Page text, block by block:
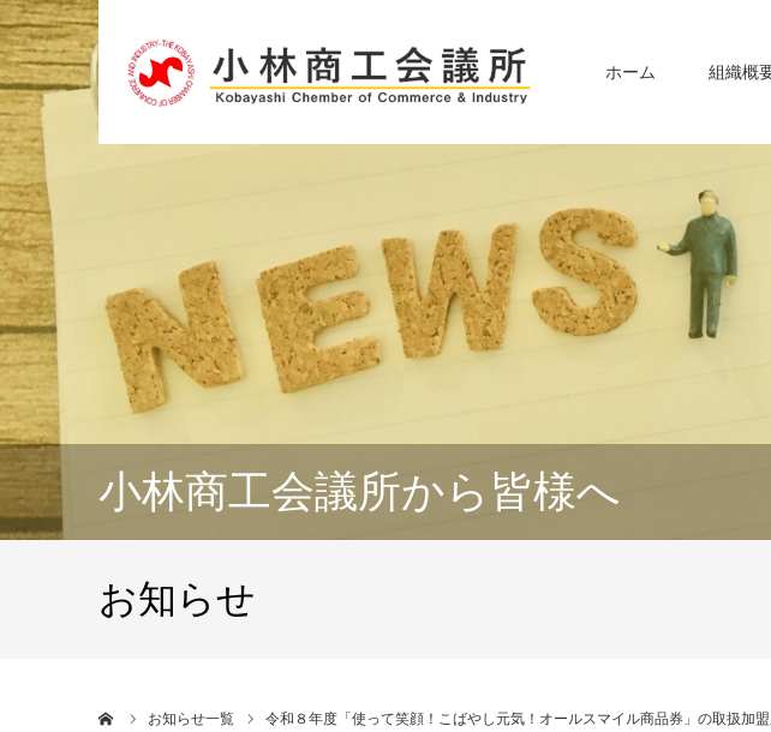
ホーム 組織概
小林商工会議所から皆様へ
お知らせ
お知らせ一覧 令和８年度「使って笑顔！こばやし元気！オールスマイル商品券」の取扱加